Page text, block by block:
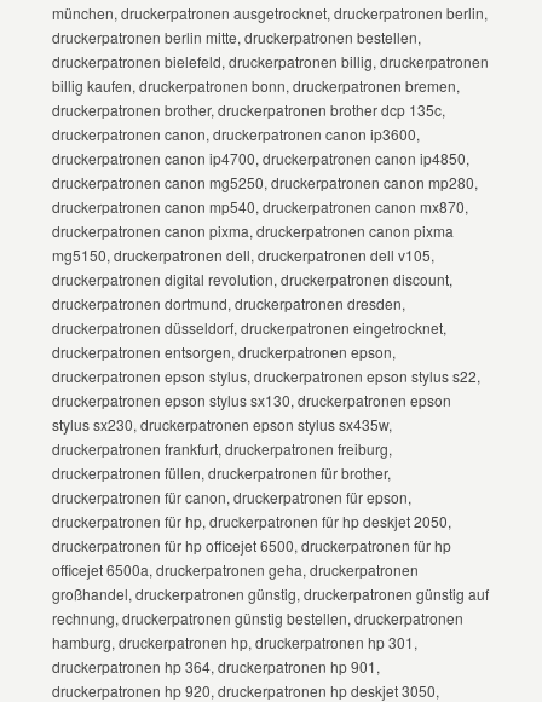
münchen, druckerpatronen ausgetrocknet, druckerpatronen berlin,
druckerpatronen berlin mitte, druckerpatronen bestellen,
druckerpatronen bielefeld, druckerpatronen billig, druckerpatronen
billig kaufen, druckerpatronen bonn, druckerpatronen bremen,
druckerpatronen brother, druckerpatronen brother dcp 135c,
druckerpatronen canon, druckerpatronen canon ip3600,
druckerpatronen canon ip4700, druckerpatronen canon ip4850,
druckerpatronen canon mg5250, druckerpatronen canon mp280,
druckerpatronen canon mp540, druckerpatronen canon mx870,
druckerpatronen canon pixma, druckerpatronen canon pixma
mg5150, druckerpatronen dell, druckerpatronen dell v105,
druckerpatronen digital revolution, druckerpatronen discount,
druckerpatronen dortmund, druckerpatronen dresden,
druckerpatronen düsseldorf, druckerpatronen eingetrocknet,
druckerpatronen entsorgen, druckerpatronen epson,
druckerpatronen epson stylus, druckerpatronen epson stylus s22,
druckerpatronen epson stylus sx130, druckerpatronen epson
stylus sx230, druckerpatronen epson stylus sx435w,
druckerpatronen frankfurt, druckerpatronen freiburg,
druckerpatronen füllen, druckerpatronen für brother,
druckerpatronen für canon, druckerpatronen für epson,
druckerpatronen für hp, druckerpatronen für hp deskjet 2050,
druckerpatronen für hp officejet 6500, druckerpatronen für hp
officejet 6500a, druckerpatronen geha, druckerpatronen
großhandel, druckerpatronen günstig, druckerpatronen günstig auf
rechnung, druckerpatronen günstig bestellen, druckerpatronen
hamburg, druckerpatronen hp, druckerpatronen hp 301,
druckerpatronen hp 364, druckerpatronen hp 901,
druckerpatronen hp 920, druckerpatronen hp deskjet 3050,